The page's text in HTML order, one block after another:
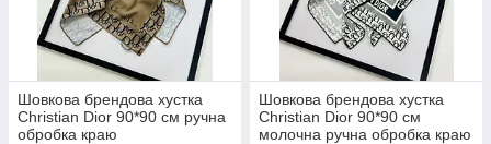
Шовкова брендова хустка
Christian Dior 90*90 см ручна
обробка краю
Шовкова брендова хустка
Christian Dior 90*90 см
молочна ручна обробка краю